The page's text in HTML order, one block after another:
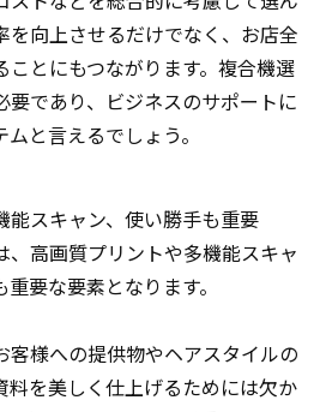
を向上させるだけでなく、お店全
ことにもつながります。複合機選
要であり、ビジネスのサポートに
と言えるでしょう。
能スキャン、使い勝手も重要
、高画質プリントや多機能スキャ
要な要素となります。
客様への提供物やヘアスタイルの
料を美しく仕上げるためには欠か